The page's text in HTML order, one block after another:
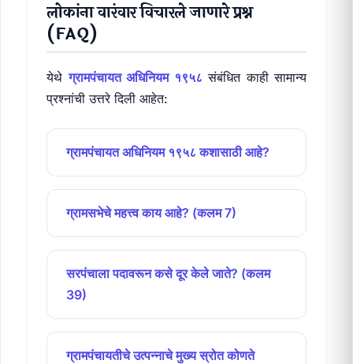
लोकांना वारंवार विचारले जाणारे प्रश्न
(FAQ)
येथेग्रामपंचायत अधिनियम १९५८ संबंधित काही सामान्य
प्रश्नांची उत्तरे दिली आहेत:
ग्रामपंचायत अधिनियम १९५८ कशासाठी आहे?
ग्रामसभेचे महत्त्व काय आहे? (कलम 7)
सरपंचाला पदावरून कसे दूर केले जाते? (कलम
39)
ग्रामपंचायतीचे उत्पन्नाचे मुख्य स्रोत कोणते